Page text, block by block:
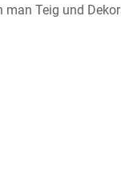
Teig und